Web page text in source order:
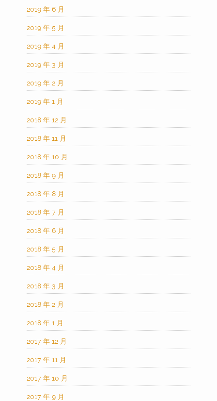
2019 年 6 月
2019 年 5 月
2019 年 4 月
2019 年 3 月
2019 年 2 月
2019 年 1 月
2018 年 12 月
2018 年 11 月
2018 年 10 月
2018 年 9 月
2018 年 8 月
2018 年 7 月
2018 年 6 月
2018 年 5 月
2018 年 4 月
2018 年 3 月
2018 年 2 月
2018 年 1 月
2017 年 12 月
2017 年 11 月
2017 年 10 月
2017 年 9 月